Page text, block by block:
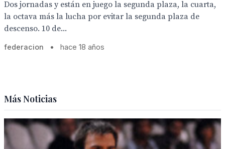
Dos jornadas y están en juego la segunda plaza, la cuarta,
la octava más la lucha por evitar la segunda plaza de
descenso. 10 de...
federacion • hace 18 años
Más Noticias